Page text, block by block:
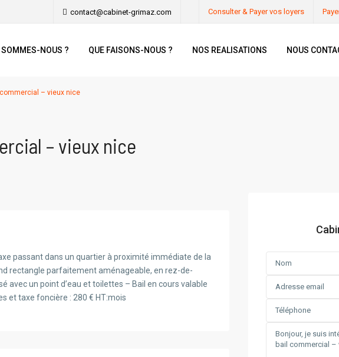
contact@cabinet-grimaz.com Consulter & Payer vos loyers
SOMMES-NOUS ? QUE FAISONS-NOUS ? NOS REALISATIONS NOUS
– vieux nice
– vieux nice
passant dans un quartier à proximité immédiate de la
rectangle parfaitement aménageable, en rez-de-
avec un point d’eau et toilettes – Bail en cours valable
et taxe foncière : 280 € HT:mois